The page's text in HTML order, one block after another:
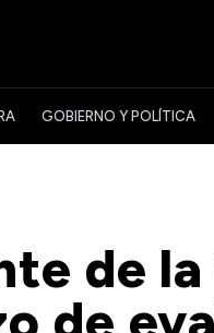
GOBIERNO Y POLÍTICA
de